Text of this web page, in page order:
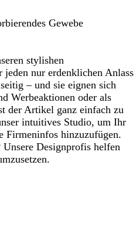
Gewebe
stylishen
jeden nur erdenklichen Anlass
– und sie eignen sich
Werbeaktionen oder als
der Artikel ganz einfach zu
intuitives Studio, um Ihr
Firmeninfos hinzuzufügen.
Designprofis helfen